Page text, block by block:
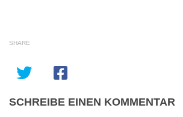
SHARE
SCHREIBE EINEN KOMMENTAR